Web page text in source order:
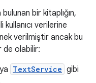
bir kitaplığın,
kullanıcı verilerine
verilmiştir ancak bu
de olabilir:
TextService gibi